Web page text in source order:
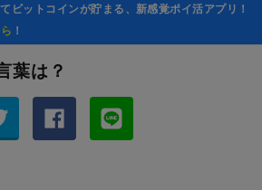
ビットコインが貯まる、新感覚ポイ活アプリ！
！
葉は？